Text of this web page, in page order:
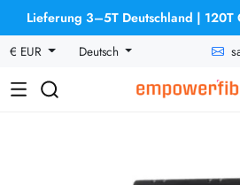
Lieferung 3–5T Deutschland |
€ EUR
Deutsch